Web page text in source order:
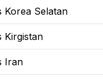
Korea Selatan
Kirgistan
Iran